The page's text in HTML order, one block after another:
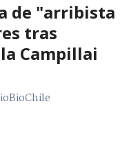
de "arribista
tras
Campillai